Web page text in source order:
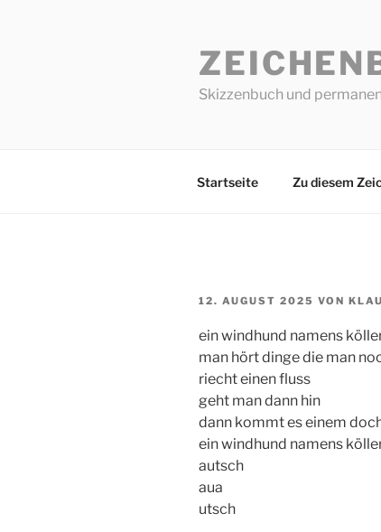
Skizzenbuch und
Startseite Zu diesem
VERÖFFENTLICHT
12. AUGUST 2025 VON
ein windhund namens
man hört dinge die man
riecht einen fluss
geht man dann hin
dann kommt es einem
ein windhund namens
autsch
aua
utsch